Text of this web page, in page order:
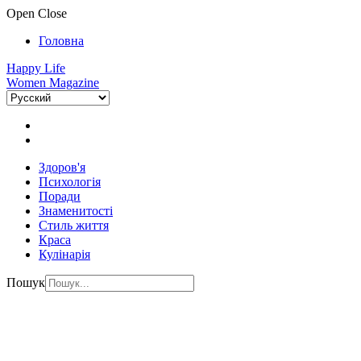
Open Close
Головна
Happy Life
Women Magazine
Здоров'я
Психологія
Поради
Знаменитості
Стиль життя
Краса
Кулінарія
Пошук